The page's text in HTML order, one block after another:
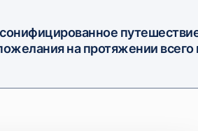
на протяжении всего